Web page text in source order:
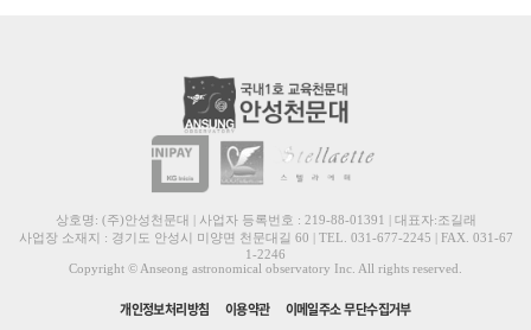
상호명: (주)안성천문대 | 사업자 등록번호 : 219-88-01391 | 대표자:조길래
사업장 소재지 : 경기도 안성시 미양면 천문대길 60 | TEL. 031-677-2245 | FAX. 031-67
1-2246
Copyright © Anseong astronomical observatory Inc. All rights reserved.
개인정보처리방침 이용약관 이메일주소 무단수집거부